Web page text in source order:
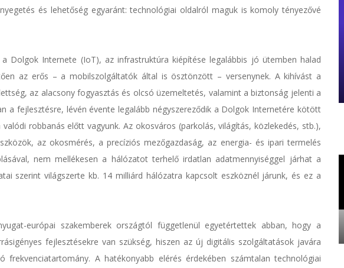
és lehetőség egyaránt: technológiai oldalról maguk is komoly tényezővé
Dolgok Internete (IoT), az infrastruktúra kiépítése legalábbis jó ütemben halad
az erős – a mobilszolgáltatók által is ösztönzött – versenynek. A kihívást a
az alacsony fogyasztás és olcsó üzemeltetés, valamint a biztonság jelenti a
a fejlesztésre, lévén évente legalább négyszereződik a Dolgok Internetére kötött
robbanás előtt vagyunk. Az okosváros (parkolás, világítás, közlekedés, stb.),
az okosmérés, a precíziós mezőgazdaság, az energia- és ipari termelés
nem mellékesen a hálózatot terhelő irdatlan adatmennyiséggel járhat a
szerint világszerte kb. 14 milliárd hálózatra kapcsolt eszköznél járunk, és ez a
európai szakemberek országtól függetlenül egyetértettek abban, hogy a
fejlesztésekre van szükség, hiszen az új digitális szolgáltatások javára
frekvenciatartomány. A hatékonyabb elérés érdekében számtalan technológiai